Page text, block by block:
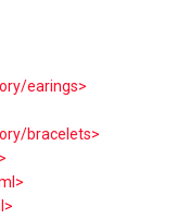
earings>
bracelets>